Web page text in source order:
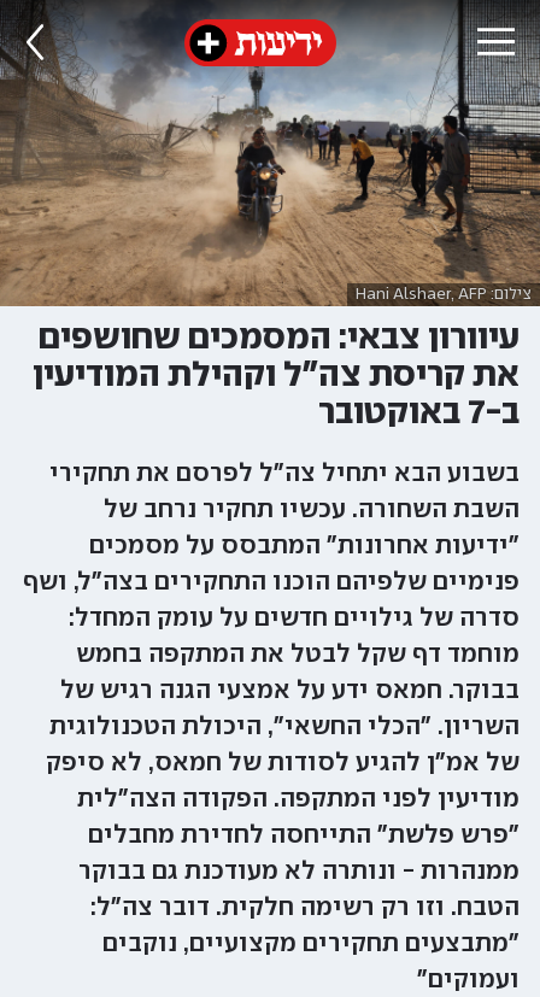
צילום: Hani Alshaer, AFP
עיוורון צבאי: המסמכים שחושפים
את קריסת צה"ל וקהילת המודיעין
ב-7 באוקטובר
בשבוע הבא יתחיל צה"ל לפרסם את תחקירי
השבת השחורה. עכשיו תחקיר נרחב של
"ידיעות אחרונות" המתבסס על מסמכים
פנימיים שלפיהם הוכנו התחקירים בצה"ל, ושף
סדרה של גילויים חדשים על עומק המחדל:
מוחמד דף שקל לבטל את המתקפה בחמש
בבוקר. חמאס ידע על אמצעי הגנה רגיש של
השריון. "הכלי החשאי", היכולת הטכנולוגית
של אמ"ן להגיע לסודות של חמאס, לא סיפק
מודיעין לפני המתקפה. הפקודה הצה"לית
"פרש פלשת" התייחסה לחדירת מחבלים
ממנהרות - ונותרה לא מעודכנת גם בבוקר
הטבח. וזו רק רשימה חלקית. דובר צה"ל:
"מתבצעים תחקירים מקצועיים, נוקבים
ועמוקים"